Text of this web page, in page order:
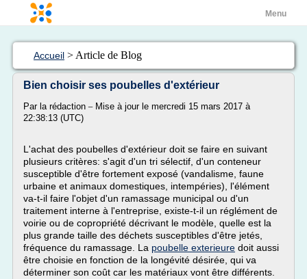
Menu
Accueil > Article de Blog
Bien choisir ses poubelles d'extérieur
Par la rédaction Mise à jour le mercredi 15 mars 2017 à
22:38:13 (UTC)
L'achat des poubelles d'extérieur doit se faire en suivant
plusieurs critères: s'agit d'un tri sélectif, d'un conteneur
susceptible d'être fortement exposé (vandalisme, faune
urbaine et animaux domestiques, intempéries), l'élément
va-t-il faire l'objet d'un ramassage municipal ou d'un
traitement interne à l'entreprise, existe-t-il un réglément de
voirie ou de copropriété décrivant le modèle, quelle est la
plus grande taille des déchets susceptibles d'être jetés,
fréquence du ramassage. La poubelle exterieure doit aussi
être choisie en fonction de la longévité désirée, qui va
déterminer son coût car les matériaux vont être différents.